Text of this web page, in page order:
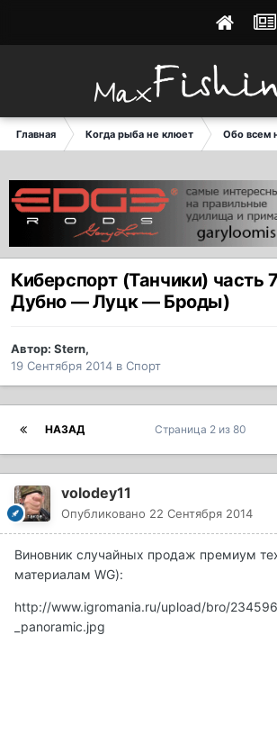
Главная Когда рыба не клюет Обо всем
Киберспорт (Танчики) часть
Дубно — Луцк — Броды)
Автор: Stern,
19 Сентября 2014 в Спорт
НАЗАД Страница 2 из 80
volodey11
Опубликовано 22 Сентября 2014
Виновник случайных продаж премиум
материалам WG):
http://www.igromania.ru/upload/bro/
_panoramic.jpg